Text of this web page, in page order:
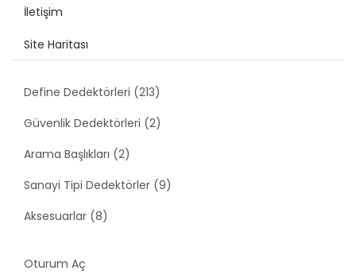
İletişim
Site Haritası
Define Dedektörleri (213)
Güvenlik Dedektörleri (2)
Arama Başlıkları (2)
Sanayi Tipi Dedektörler (9)
Aksesuarlar (8)
Oturum Aç